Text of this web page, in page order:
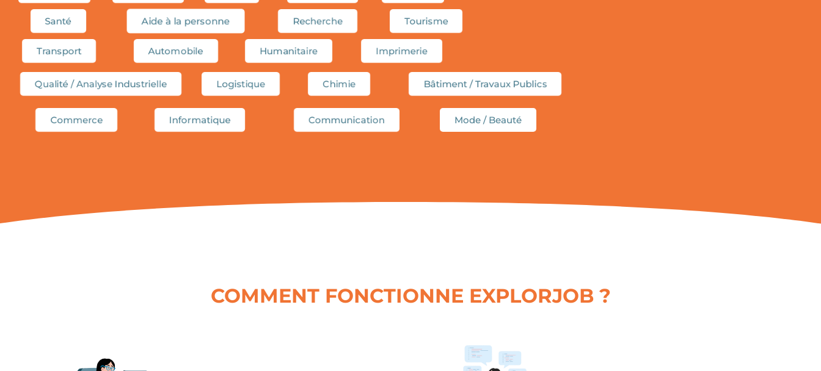
Santé Aide à la personne Recherche Tourisme
Transport Automobile Humanitaire Imprimerie
Qualité / Analyse Industrielle Logistique Chimie Bâtiment / Travaux Publics
Commerce Informatique Communication Mode / Beauté
COMMENT FONCTIONNE EXPLORJOB ?